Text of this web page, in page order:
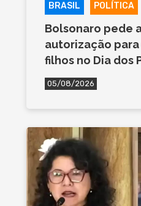
BRASIL POLÍTICA
Bolsonaro pede
autorização
filhos no Dia dos
05/08/2026